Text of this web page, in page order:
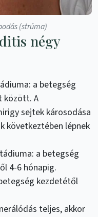
(strúma)
négy
a betegség
között. A
sejtek károsodása
következtében lépnek
a betegség
4-6 hónapig.
kezdetétől
teljes, akkor